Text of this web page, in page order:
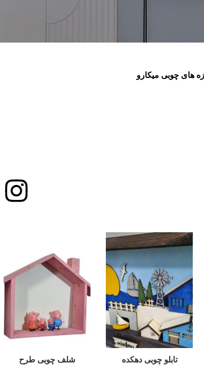
های چوبی میکارو
تابلو چوبی دهکده
شلف چوبی طرح